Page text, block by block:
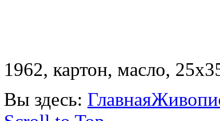
1962, картон, масло,
Вы здесь: Главная